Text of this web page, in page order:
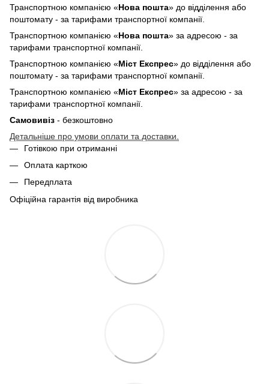
Транспортною компанією «Нова пошта» до відділення або
поштомату - за тарифами транспортної компанії.
Транспортною компанією «Нова пошта» за адресою - за
тарифами транспортної компанії.
Транспортною компанією «Міст Експрес» до відділення або
поштомату - за тарифами транспортної компанії.
Транспортною компанією «Міст Експрес» за адресою - за
тарифами транспортної компанії.
Самовивіз - безкоштовно
Детальніше про умови оплати та доставки.
Готівкою при отриманні
Оплата карткою
Передплата
Офіційна гарантія від виробника